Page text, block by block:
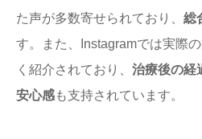
た声が多数寄せられており、 総
す。また、Instagramでは実際
く紹介されており、 治療後の経
安心感も支持されています。